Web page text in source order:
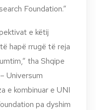
Foundation.”
e këtij
hapë rrugë të reja
tha Shqipe
Universum
e kombinuar e UNI
pa dyshim